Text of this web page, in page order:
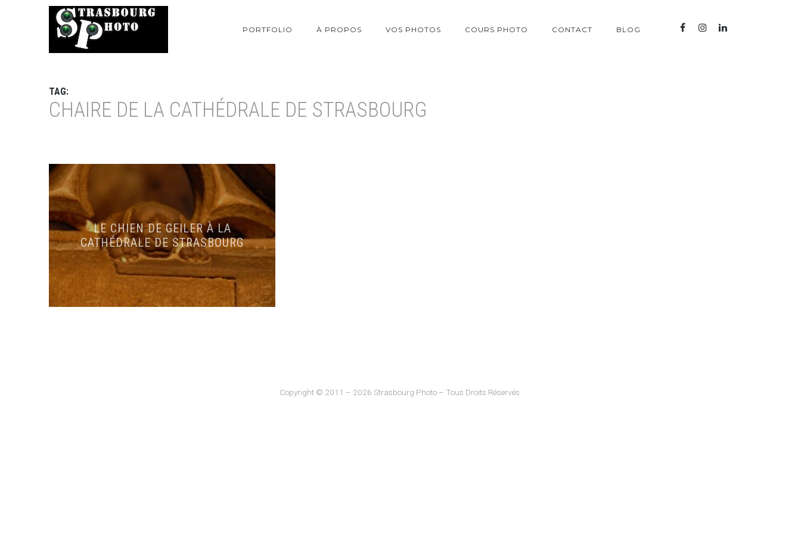
PORTFOLIO À PROPOS VOS PHOTOS COURS PHOTO CONTACT BLOG
TAG:
CHAIRE DE LA CATHÉDRALE DE STRASBOURG
LE CHIEN DE GEILER À LA
CATHÉDRALE DE STRASBOURG
Copyright © 2011 – 2026 Strasbourg Photo – Tous Droits Réservés.